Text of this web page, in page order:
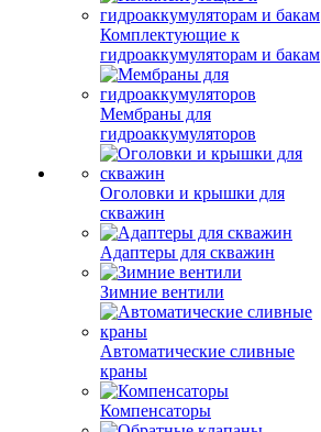
Комплектующие к
гидроаккумуляторам и бакам
Мембраны для
гидроаккумуляторов
Оголовки и крышки для
скважин
Адаптеры для скважин
Зимние вентили
Автоматические сливные
краны
Компенсаторы